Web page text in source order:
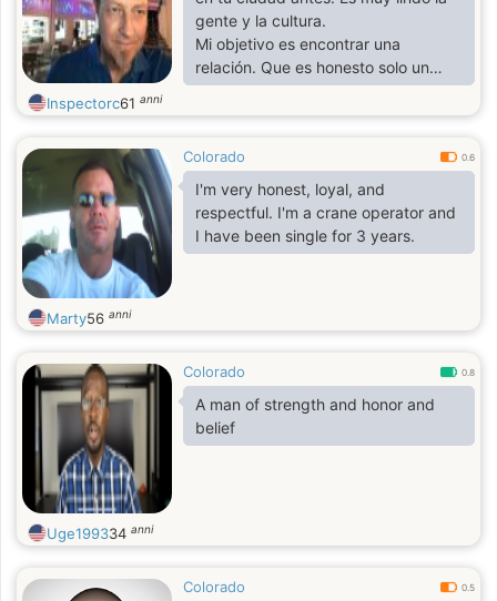
gente y la cultura.
Mi objetivo es encontrar una
relación. Que es honesto solo un
hombre y una mujer amando,
confiando el uno en el otro y
Esto para mí sería lo máximo.
Verás mi naturaleza cariñosa y
cariñosa, un romántico y entrego mi
corazón al amor cuando me
conoces.
hombre mayor
Inspectorc61 anni
Colorado 0.6
I'm very honest, loyal, and
respectful. I'm a crane operator and
I have been single for 3 years.
Marty56 anni
Colorado 0.8
A man of strength and honor and
belief
Uge199334 anni
Colorado 0.5